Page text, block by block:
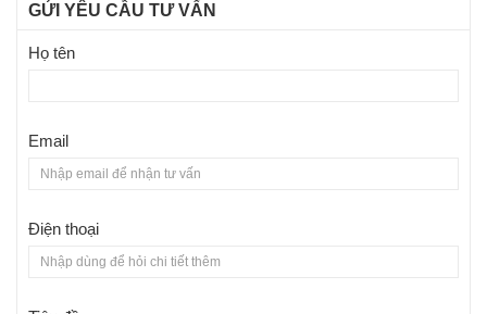
GỬI YÊU CẦU TƯ VẤN
Họ tên
Email
Điện thoại